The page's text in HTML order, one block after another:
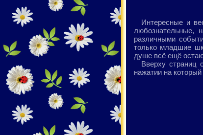
Интересные и
любознательные,
различными
только младшие
душе всё ещё
Вверху страниц
нажатии на